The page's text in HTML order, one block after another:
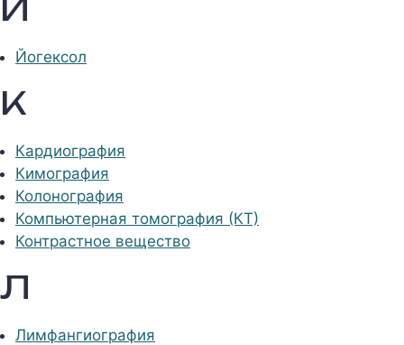
Й
Йогексол
К
Кардиография
Кимография
Колонография
Компьютерная томография (КТ)
Контрастное вещество
Л
Лимфангиография